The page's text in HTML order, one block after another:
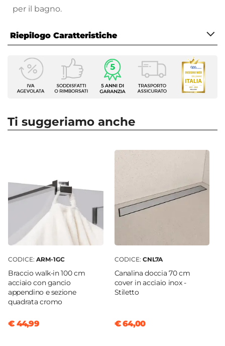
per il bagno.
tuo walk-in due lati completamente reversibile e
adattabile alle tue esigenze, con Keep troverai la
soluzione perfetta per te.
Riepilogo Caratteristiche
Caratteristiche
Serie
Keep
Apertura
Reversibile
Sì - (80 x 70 cm)
Regolabile
Larghezza Da - A
Profondità Da - A
68,5 cm | 70 cm
Entrata
Su lato lungo
Dimensione Entrata
Ti suggeriamo anche
CODICE: ARM-1GC
Braccio walk-in 100 cm
acciaio con gancio
appendino e sezione
quadrata cromo
€ 44,99
CODICE: CNL7A
Canalina doccia 70 cm
cover in acciaio inox -
Stiletto
€ 64,00